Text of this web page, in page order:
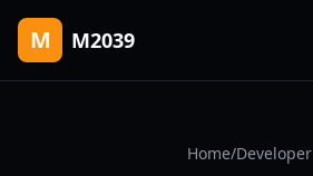
M M2039
Home/Developer